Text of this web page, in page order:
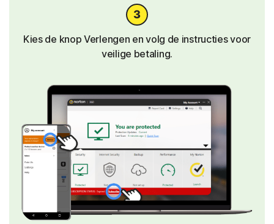
Kies de knop Verlengen en volg de instructies voor
veilige betaling.